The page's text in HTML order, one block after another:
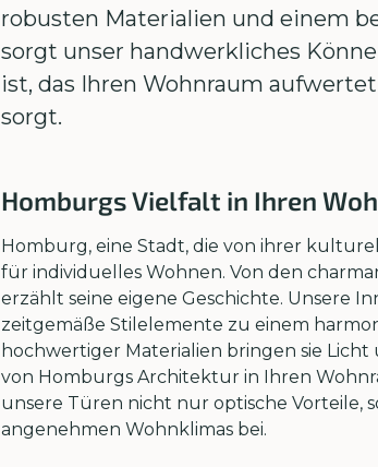
robusten Materialien und einem
sorgt unser handwerkliches
ist, das Ihren Wohnraum
sorgt.
Homburgs Vielfalt in Ihren
Homburg, eine Stadt, die von ihrer
für individuelles Wohnen. Von den
erzählt seine eigene Geschichte. Unsere
zeitgemäße Stilelemente zu einem
hochwertiger Materialien bringen sie
von Homburgs Architektur in Ihren
unsere Türen nicht nur optische Vorteile,
angenehmen Wohnklimas bei.